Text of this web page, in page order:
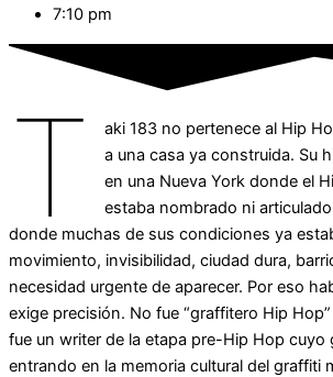
7:10 pm
T
aki 183 no pertenece al Hip
a una casa ya construida. Su
en una Nueva York donde el
estaba nombrado ni
donde muchas de sus condiciones ya
movimiento, invisibilidad, ciudad dura,
necesidad urgente de aparecer. Por eso
exige precisión. No fue “graffitero Hip
fue un writer de la etapa pre-Hip Hop cuyo
entrando en la memoria cultural del graffiti